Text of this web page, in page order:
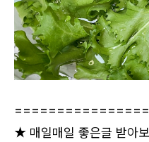
★ 매일매일 좋은글 받아